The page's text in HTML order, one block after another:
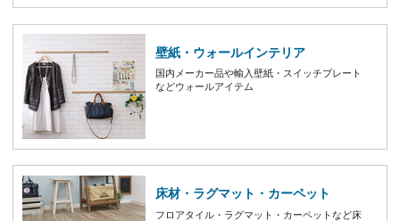
壁紙・ウォールインテリア
国内メーカー品や輸入壁紙・スイッチプレート
などウォールアイテム
床材・ラグマット・カーペット
フロアタイル・ラグマット・カーペットなど床